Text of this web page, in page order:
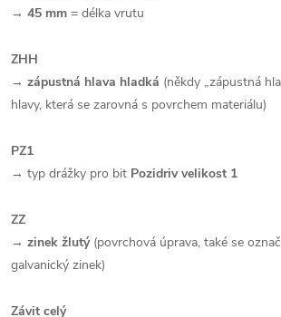
→ 45 mm = délka vrutu
ZHH
→ zápustná hlava hladká (někdy „zápustná
hlavy, která se zarovná s povrchem materiálu)
PZ1
→ typ drážky pro bit Pozidriv velikost 1
ZZ
→ zinek žlutý(povrchová úprava, také se
galvanický zinek)
Závit celý